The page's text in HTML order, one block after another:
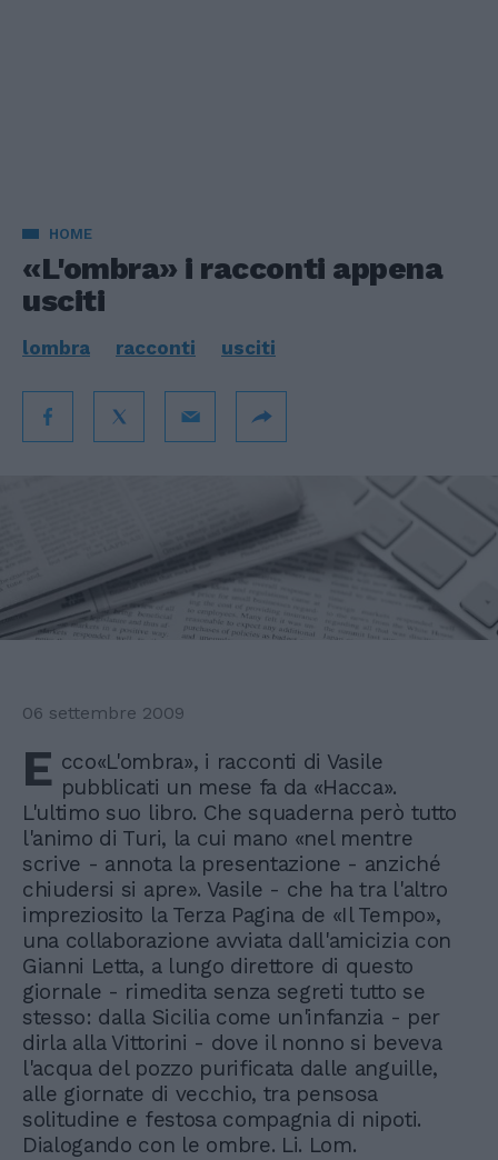
HOME
«L'ombra» i racconti appena
usciti
lombra racconti usciti
06 settembre 2009
E cco«L'ombra», i racconti di Vasile
pubblicati un mese fa da «Hacca».
L'ultimo suo libro. Che squaderna però tutto
l'animo di Turi, la cui mano «nel mentre
scrive - annota la presentazione - anziché
chiudersi si apre». Vasile - che ha tra l'altro
impreziosito la Terza Pagina de «Il Tempo»,
una collaborazione avviata dall'amicizia con
Gianni Letta, a lungo direttore di questo
giornale - rimedita senza segreti tutto se
stesso: dalla Sicilia come un'infanzia - per
dirla alla Vittorini - dove il nonno si beveva
l'acqua del pozzo purificata dalle anguille,
alle giornate di vecchio, tra pensosa
solitudine e festosa compagnia di nipoti.
Dialogando con le ombre. Li. Lom.